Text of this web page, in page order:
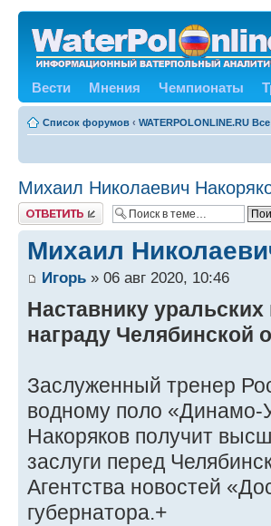
Вести Мнения Чемпионаты
Список форумов ‹ WATERPOLONLINE.RU
Михаил Николаевич
Ответить
Михаил
Игорь » 06 авг 2020, 10:46
Наставнику
награду Челябинской
Заслуженный тренер
водному поло «Динамо-
Накоряков получит
заслуги перед
Агентства новостей
губернатора.+